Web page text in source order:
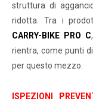
struttura di
ridotta. Tra i
CARRY-BIKE PRO C
rientra, come punti
per questo mezzo.
ISPEZIONI